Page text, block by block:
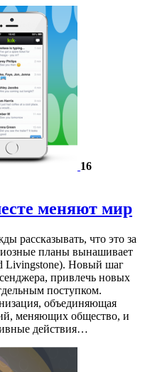
16
меняют мир
рассказывать, что это за
планы вынашивает
Livingstone). Новый шаг
привлечь новых
поступком.
объединяющая
меняющих общество, и
действия…